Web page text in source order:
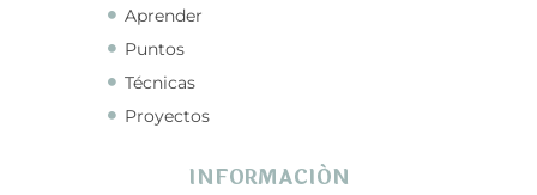
Aprender
Puntos
Técnicas
Proyectos
INFORMACIÓN